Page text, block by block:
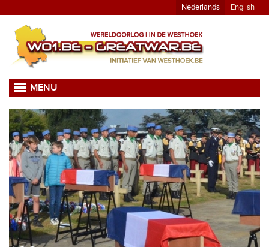
Nederlands English
MENU